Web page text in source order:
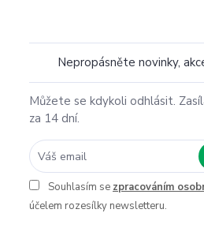
Nepropásněte novinky,
Můžete se kdykoli odhlásit.
za 14 dní.
Souhlasím se zpracováním
účelem rozesílky newsletteru.